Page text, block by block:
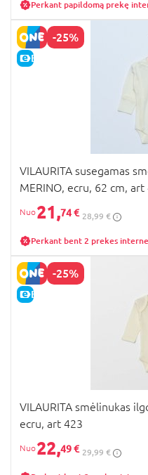
Perkant papildomą prekę
-25%
E-KAINA
VILAURITA susegamas
MERINO, ecru, 62 cm, art
21,74 € 28,99 €
Perkant bent 2 prekes
-25%
E-KAINA
VILAURITA smėlinukas
ecru, art 423
22,49 € 29,99 €